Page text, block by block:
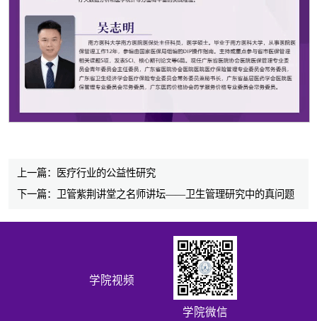
上一篇：医疗行业的公益性研究
下一篇：卫管紫荆讲堂之名师讲坛——卫生管理研究中的真问题
学院视频
学院微信